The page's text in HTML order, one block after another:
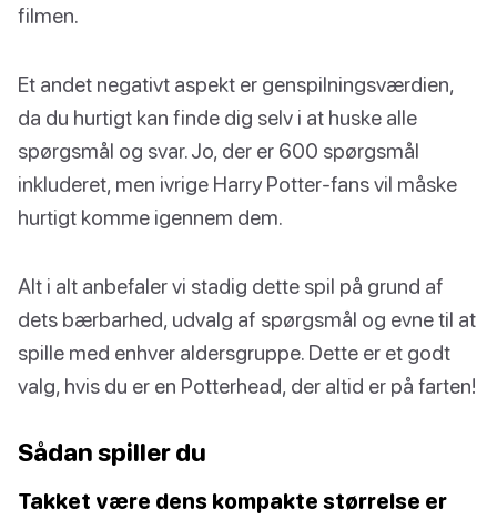
filmen.
Et andet negativt aspekt er genspilningsværdien,
da du hurtigt kan finde dig selv i at huske alle
spørgsmål og svar. Jo, der er 600 spørgsmål
inkluderet, men ivrige Harry Potter-fans vil måske
hurtigt komme igennem dem.
Alt i alt anbefaler vi stadig dette spil på grund af
dets bærbarhed, udvalg af spørgsmål og evne til at
spille med enhver aldersgruppe. Dette er et godt
valg, hvis du er en Potterhead, der altid er på farten!
Sådan spiller du
Takket være dens kompakte størrelse er